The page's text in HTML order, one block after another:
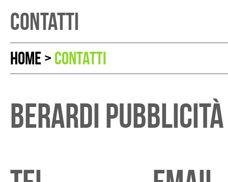
CONTATTI
HOME>CONTATTI
BERARDI PUBBLICITÀ